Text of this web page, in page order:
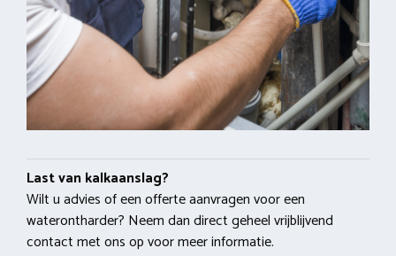
Last van kalkaanslag?
Wilt u advies of een offerte aanvragen voor een
waterontharder? Neem dan direct geheel vrijblijvend
contact met ons op voor meer informatie.